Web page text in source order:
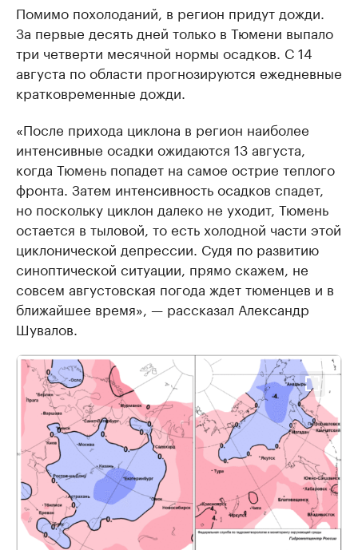
Помимо похолоданий, в регион придут дожди.
За первые десять дней только в Тюмени выпало
три четверти месячной нормы осадков. С 14
августа по области прогнозируются ежедневные
кратковременные дожди.
«После прихода циклона в регион наиболее
интенсивные осадки ожидаются 13 августа,
когда Тюмень попадет на самое острие теплого
фронта. Затем интенсивность осадков спадет,
но поскольку циклон далеко не уходит, Тюмень
остается в тыловой, то есть холодной части этой
циклонической депрессии. Судя по развитию
синоптической ситуации, прямо скажем, не
совсем августовская погода ждет тюменцев и в
ближайшее время», — рассказал Александр
Шувалов.